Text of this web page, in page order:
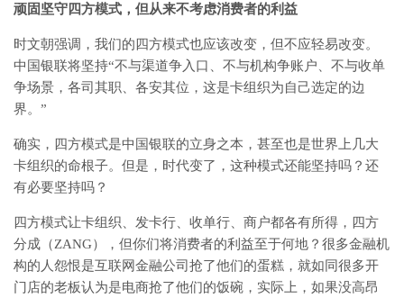
顽固坚守四方模式，但从来不考虑消费者的利益
时文朝强调，我们的四方模式也应该改变，但不应轻易改变。
中国银联将坚持“不与渠道争入口、不与机构争账户、不与收单
争场景，各司其职、各安其位，这是卡组织为自己选定的边
界。”
确实，四方模式是中国银联的立身之本，甚至也是世界上几大
卡组织的命根子。但是，时代变了，这种模式还能坚持吗？还
有必要坚持吗？
四方模式让卡组织、发卡行、收单行、商户都各有所得，四方
分成（ZANG），但你们将消费者的利益至于何地？很多金融机
构的人怨恨是互联网金融公司抢了他们的蛋糕，就如同很多开
门店的老板认为是电商抢了他们的饭碗，实际上，如果没高昂